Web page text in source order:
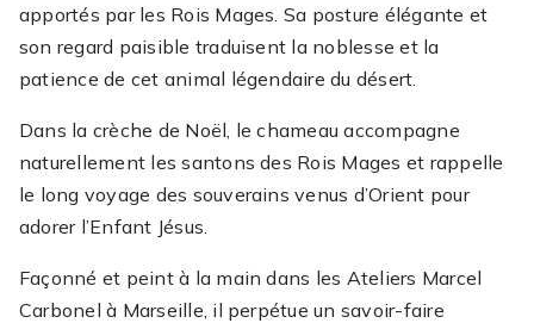
apportés par les Rois Mages. Sa posture élégante et
son regard paisible traduisent la noblesse et la
patience de cet animal légendaire du désert.
Dans la crèche de Noël, le chameau accompagne
naturellement les santons des Rois Mages et rappelle
le long voyage des souverains venus d’Orient pour
adorer l’Enfant Jésus.
Façonné et peint à la main dans les Ateliers Marcel
Carbonel à Marseille, il perpétue un savoir-faire